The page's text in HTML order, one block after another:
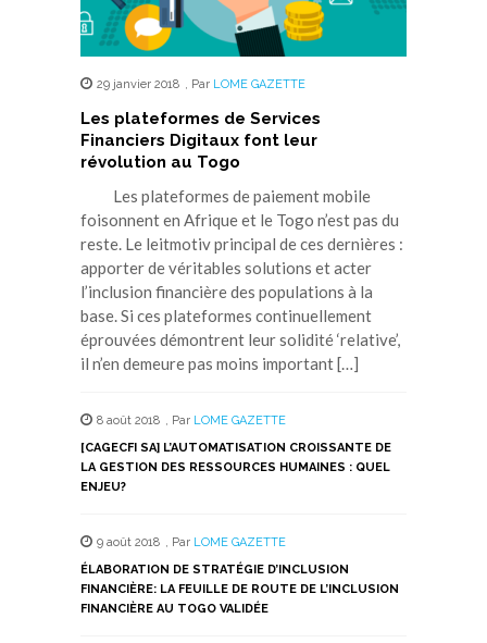
29 janvier 2018 , Par LOME GAZETTE
Les plateformes de Services
Financiers Digitaux font leur
révolution au Togo
Les plateformes de paiement mobile
foisonnent en Afrique et le Togo n’est pas du
reste. Le leitmotiv principal de ces dernières :
apporter de véritables solutions et acter
l’inclusion financière des populations à la
base. Si ces plateformes continuellement
éprouvées démontrent leur solidité ‘relative’,
il n’en demeure pas moins important […]
8 août 2018 , Par LOME GAZETTE
[CAGECFI SA] L’AUTOMATISATION CROISSANTE DE
LA GESTION DES RESSOURCES HUMAINES : QUEL
ENJEU?
9 août 2018 , Par LOME GAZETTE
ÉLABORATION DE STRATÉGIE D’INCLUSION
FINANCIÈRE: LA FEUILLE DE ROUTE DE L’INCLUSION
FINANCIÈRE AU TOGO VALIDÉE